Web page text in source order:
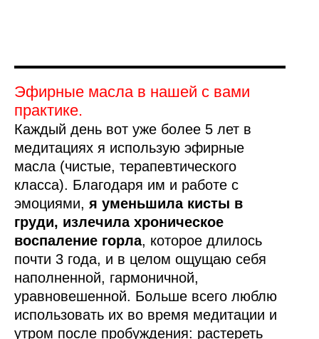
Эфирные масла в нашей с вами
практике.
Каждый день вот уже более 5 лет в
медитациях я использую эфирные
масла (чистые, терапевтического
класса). Благодаря им и работе с
эмоциями, я уменьшила кисты в
груди, излечила хроническое
воспаление горла, которое длилось
почти 3 года, и в целом ощущаю себя
наполненной, гармоничной,
уравновешенной. Больше всего люблю
использовать их во время медитации и
утром после пробуждения: растереть